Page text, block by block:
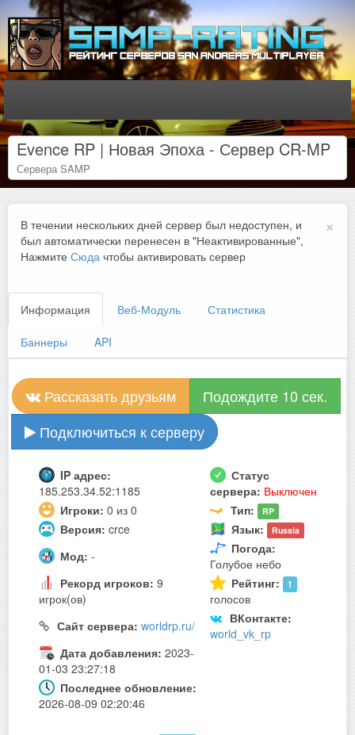
Evence RP | Новая Эпоха - Сервер CR-MP
Сервера SAMP
×
В течении нескольких дней сервер был недоступен, и
был автоматически перенесен в "Неактивированные",
Нажмите Сюда чтобы активировать сервер
Информация Веб-Модуль Статистика
Баннеры API
Рассказать друзьям
Подождите 10 сек.
Подключиться к серверу
IP адрес:
185.253.34.52:1185
Статус
сервера: Выключен
Игроки: 0 из 0 Тип: RP
Версия: crce Язык: Russia
Мод: -
Погода:
Голубое небо
Рекорд игроков: 9
игрок(ов)
Рейтинг: 1
голосов
Сайт сервера: worldrp.ru/
ВКонтакте:
world_vk_rp
Дата добавления: 2023-
01-03 23:27:18
Последнее обновление:
2026-08-09 02:20:46